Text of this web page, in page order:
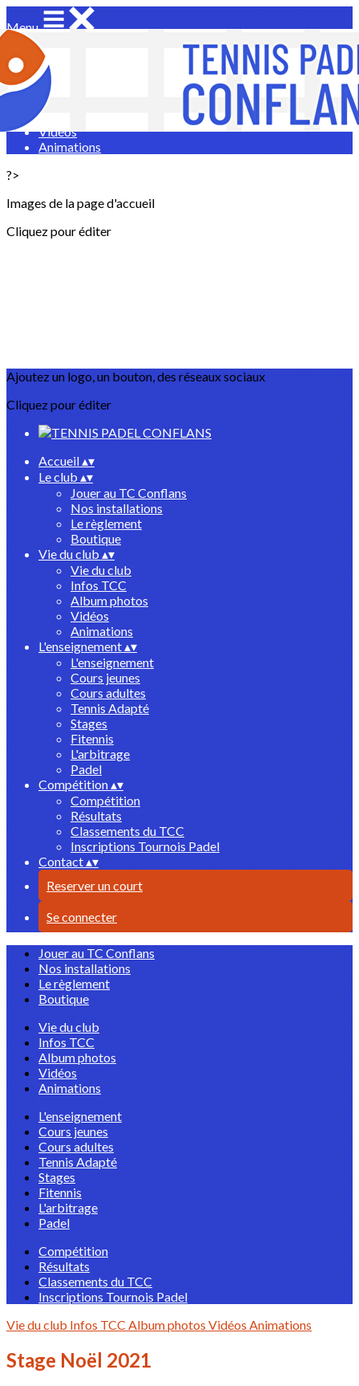
Menu
>
Vie du club
Infos TCC
Album photos
Vidéos
Animations
?>
Images de la page d'accueil
Cliquez pour éditer
Ajoutez un logo, un bouton, des réseaux sociaux
Cliquez pour éditer
Accueil▴▾
Le club ▴▾
Jouer au TC Conflans
Nos installations
Le règlement
Boutique
Vie du club ▴▾
Vie du club
Infos TCC
Album photos
Vidéos
Animations
L'enseignement▴▾
L'enseignement
Cours jeunes
Cours adultes
Tennis Adapté
Stages
Fitennis
L'arbitrage
Padel
Compétition▴▾
Compétition
Résultats
Classements du TCC
Inscriptions Tournois Padel
Contact▴▾
Reserver un court
Se connecter
Jouer au TC Conflans
Nos installations
Le règlement
Boutique
Vie du club
Infos TCC
Album photos
Vidéos
Animations
L'enseignement
Cours jeunes
Cours adultes
Tennis Adapté
Stages
Fitennis
L'arbitrage
Padel
Compétition
Résultats
Classements du TCC
Inscriptions Tournois Padel
Vie du club Infos TCC Album photos Vidéos Animations
Stage Noël 2021